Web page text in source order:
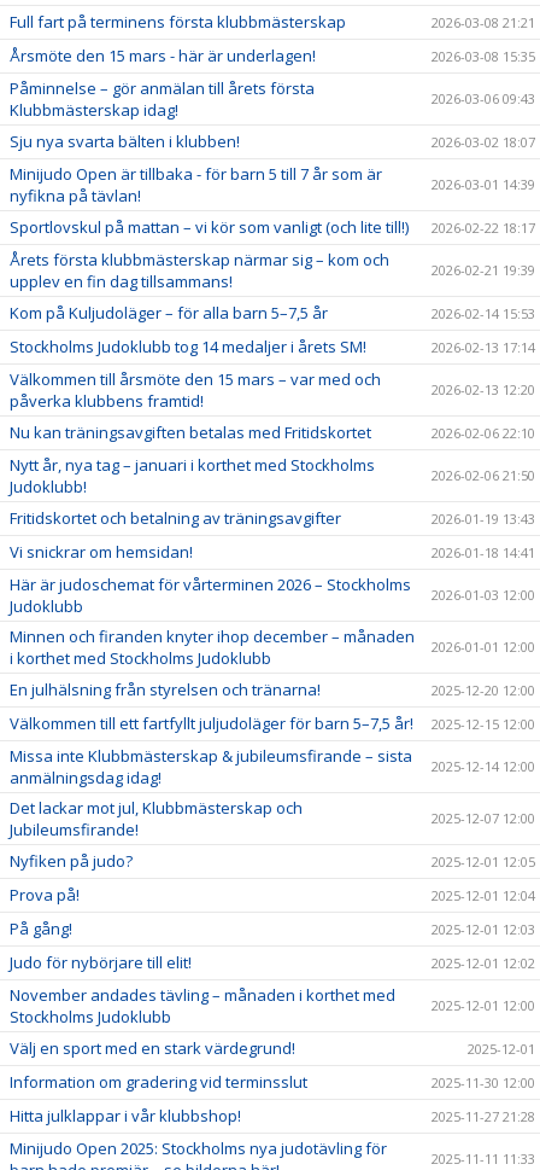
Full fart på terminens första klubbmästerskap 2026-03-08 21:21
Årsmöte den 15 mars - här är underlagen! 2026-03-08 15:35
Påminnelse – gör anmälan till årets första
Klubbmästerskap idag!
2026-03-06 09:43
Sju nya svarta bälten i klubben! 2026-03-02 18:07
Minijudo Open är tillbaka - för barn 5 till 7 år som är
nyfikna på tävlan!
2026-03-01 14:39
Sportlovskul på mattan – vi kör som vanligt (och lite till!) 2026-02-22 18:17
Årets första klubbmästerskap närmar sig – kom och
upplev en fin dag tillsammans!
2026-02-21 19:39
Kom på Kuljudoläger – för alla barn 5–7,5 år 2026-02-14 15:53
Stockholms Judoklubb tog 14 medaljer i årets SM! 2026-02-13 17:14
Välkommen till årsmöte den 15 mars – var med och
påverka klubbens framtid!
2026-02-13 12:20
Nu kan träningsavgiften betalas med Fritidskortet 2026-02-06 22:10
Nytt år, nya tag – januari i korthet med Stockholms
Judoklubb!
2026-02-06 21:50
Fritidskortet och betalning av träningsavgifter 2026-01-19 13:43
Vi snickrar om hemsidan! 2026-01-18 14:41
Här är judoschemat för vårterminen 2026 – Stockholms
Judoklubb
2026-01-03 12:00
Minnen och firanden knyter ihop december – månaden
i korthet med Stockholms Judoklubb
2026-01-01 12:00
En julhälsning från styrelsen och tränarna! 2025-12-20 12:00
Välkommen till ett fartfyllt juljudoläger för barn 5–7,5 år! 2025-12-15 12:00
Missa inte Klubbmästerskap & jubileumsfirande – sista
anmälningsdag idag!
2025-12-14 12:00
Det lackar mot jul, Klubbmästerskap och
Jubileumsfirande!
2025-12-07 12:00
Nyfiken på judo? 2025-12-01 12:05
Prova på! 2025-12-01 12:04
På gång! 2025-12-01 12:03
Judo för nybörjare till elit! 2025-12-01 12:02
November andades tävling – månaden i korthet med
Stockholms Judoklubb
2025-12-01 12:00
Välj en sport med en stark värdegrund! 2025-12-01
Information om gradering vid terminsslut 2025-11-30 12:00
Hitta julklappar i vår klubbshop! 2025-11-27 21:28
Minijudo Open 2025: Stockholms nya judotävling för
2025-11-11 11:33